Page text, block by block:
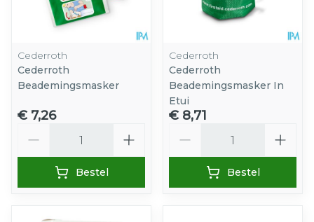
Cederroth
Cederroth
Beademingsmasker
€ 7,26
Bestel
Cederroth
Cederroth
Beademingsmasker In
Etui
€ 8,71
Bestel